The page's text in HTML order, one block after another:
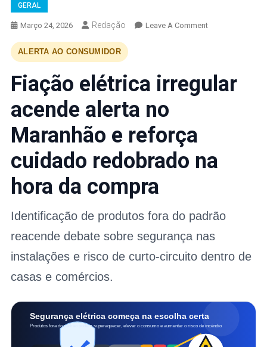
GERAL
Março 24, 2026 Redação Leave A CommentOn
ALERTA AO CONSUMIDOR
Fiação elétrica irregular
acende alerta no
Maranhão e reforça
cuidado redobrado na
hora da compra
Identificação de produtos fora do padrão
reacende debate sobre segurança nas
instalações e risco de curto-circuito dentro de
casas e comércios.
Segurança elétrica começa na escolha certa
Produtos fora do padrão podem superaquecer, elevar o consumo e aumentar o risco de incêndio